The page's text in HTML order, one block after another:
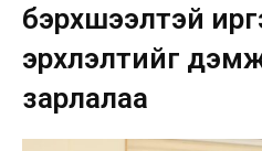
бэрхшээлтэй
эрхлэлтийг
зарлалаа